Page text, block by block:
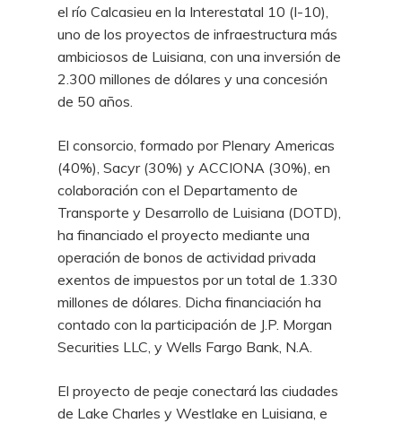
el río Calcasieu en la Interestatal 10 (I-10),
uno de los proyectos de infraestructura más
ambiciosos de Luisiana, con una inversión de
2.300 millones de dólares y una concesión
de 50 años.
El consorcio, formado por Plenary Americas
(40%), Sacyr (30%) y ACCIONA (30%), en
colaboración con el Departamento de
Transporte y Desarrollo de Luisiana (DOTD),
ha financiado el proyecto mediante una
operación de bonos de actividad privada
exentos de impuestos por un total de 1.330
millones de dólares. Dicha financiación ha
contado con la participación de J.P. Morgan
Securities LLC, y Wells Fargo Bank, N.A.
El proyecto de peaje conectará las ciudades
de Lake Charles y Westlake en Luisiana, e